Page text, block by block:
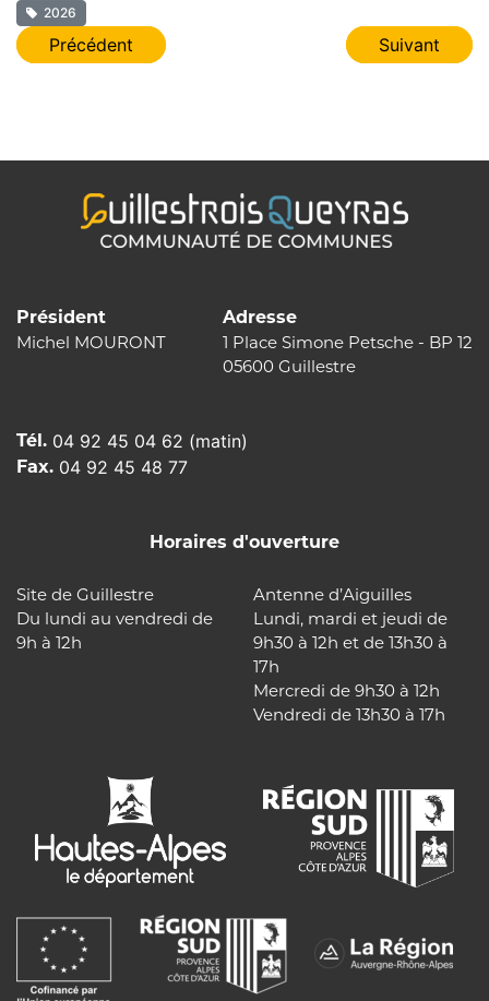
2026
Navigation
Précédent Suivant
Président
Michel MOURONT
Adresse
1 Place Simone Petsche - BP 12
05600 Guillestre
Tél. 04 92 45 04 62 (matin)
Fax. 04 92 45 48 77
Horaires d'ouverture
Site de Guillestre
Du lundi au vendredi de
9h à 12h
Antenne d’Aiguilles
Lundi, mardi et jeudi de
9h30 à 12h et de 13h30 à
17h
Mercredi de 9h30 à 12h
Vendredi de 13h30 à 17h